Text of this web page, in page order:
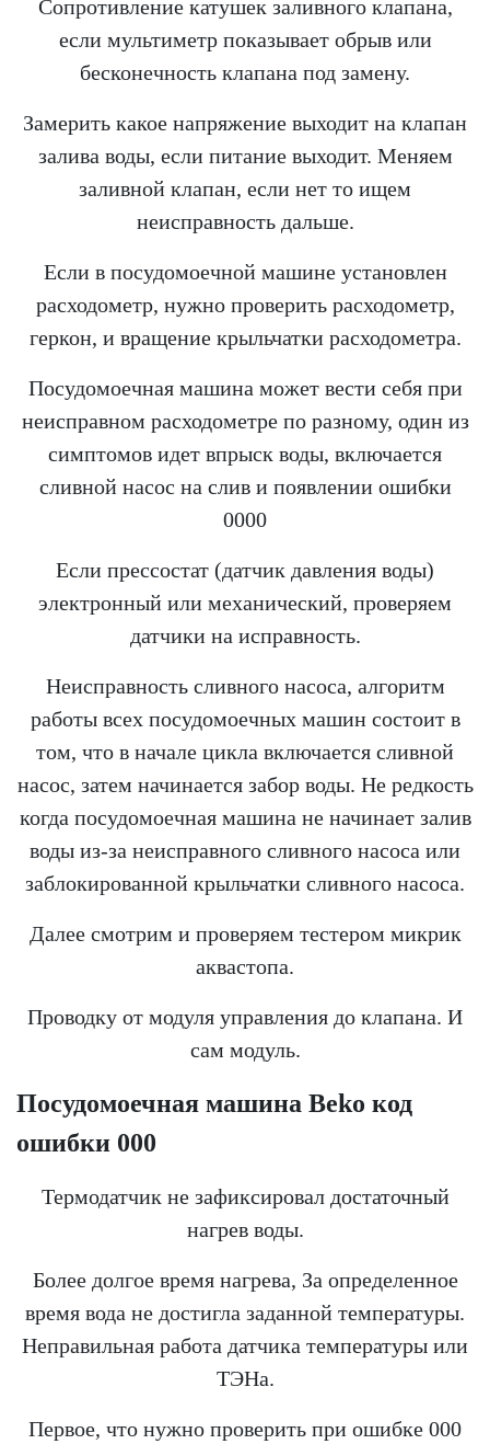
Сопротивление катушек заливного клапана,
если мультиметр показывает обрыв или
бесконечность клапана под замену.
Замерить какое напряжение выходит на клапан
залива воды, если питание выходит. Меняем
заливной клапан, если нет то ищем
неисправность дальше.
Если в посудомоечной машине установлен
расходометр, нужно проверить расходометр,
геркон, и вращение крыльчатки расходометра.
Посудомоечная машина может вести себя при
неисправном расходометре по разному, один из
симптомов идет впрыск воды, включается
сливной насос на слив и появлении ошибки
0000
Если прессостат (датчик давления воды)
электронный или механический, проверяем
датчики на исправность.
Неисправность сливного насоса, алгоритм
работы всех посудомоечных машин состоит в
том, что в начале цикла включается сливной
насос, затем начинается забор воды. Не редкость
когда посудомоечная машина не начинает залив
воды из-за неисправного сливного насоса или
заблокированной крыльчатки сливного насоса.
Далее смотрим и проверяем тестером микрик
аквастопа.
Проводку от модуля управления до клапана. И
сам модуль.
Посудомоечная машина Beko код
ошибки 000
Термодатчик не зафиксировал достаточный
нагрев воды.
Более долгое время нагрева, За определенное
время вода не достигла заданной температуры.
Неправильная работа датчика температуры или
ТЭНа.
Первое, что нужно проверить при ошибке 000